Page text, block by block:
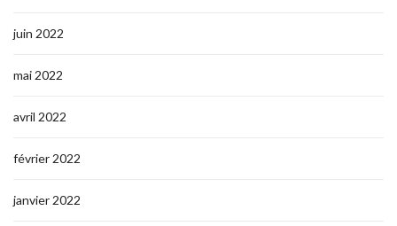
juin 2022
mai 2022
avril 2022
février 2022
janvier 2022